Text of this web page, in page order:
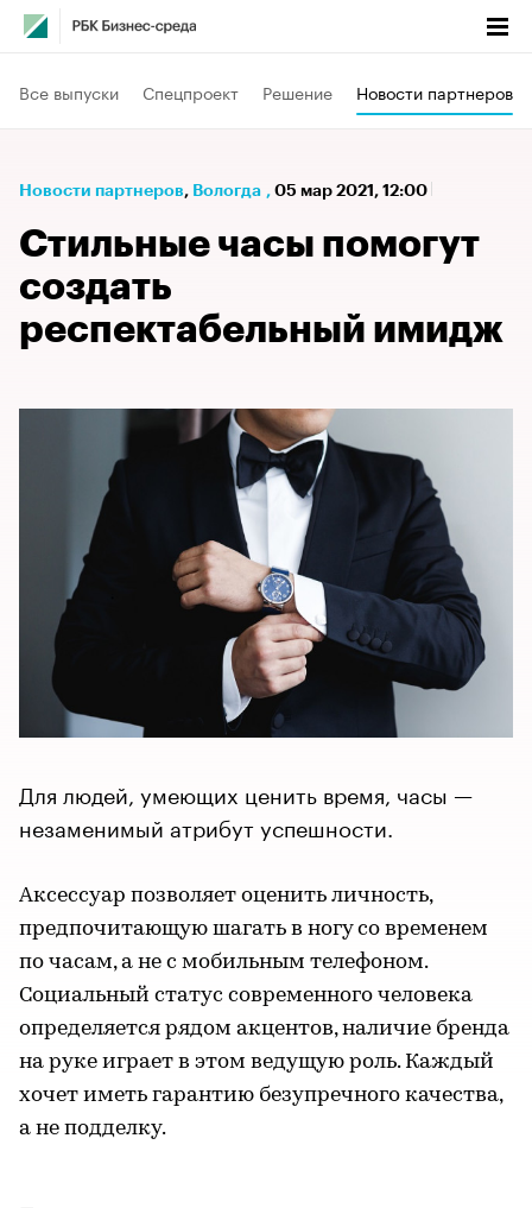
Все выпуски Спецпроект Решение Новости партнеров
Новости партнеров⁠, Вологда , 05 мар 2021, 12:00
Стильные часы помогут
создать
респектабельный имидж
Для людей, умеющих ценить время, часы —
незаменимый атрибут успешности.
Аксессуар позволяет оценить личность,
предпочитающую шагать в ногу со временем
по часам, а не с мобильным телефоном.
Социальный статус современного человека
определяется рядом акцентов, наличие бренда
на руке играет в этом ведущую роль. Каждый
хочет иметь гарантию безупречного качества,
а не подделку.